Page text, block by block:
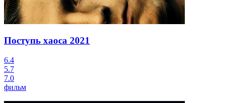
Поступь хаоса 2021
6.4
5.7
7.0
фильм